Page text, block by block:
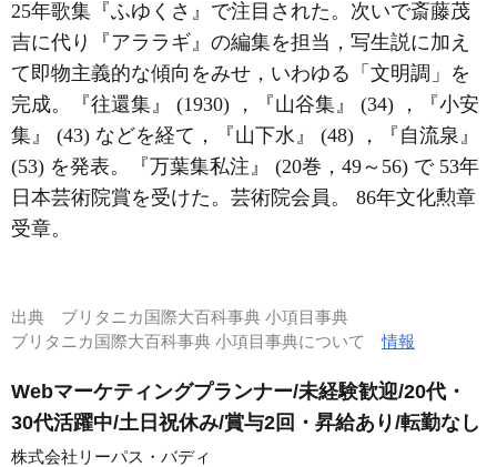
25年歌集『ふゆくさ』で注目された。次いで斎藤茂
吉に代り『アララギ』の編集を担当，写生説に加え
て即物主義的な傾向をみせ，いわゆる「文明調」を
完成。『往還集』 (1930) ，『山谷集』 (34) ，『小安
集』 (43) などを経て，『山下水』 (48) ，『自流泉』
(53) を発表。『万葉集私注』 (20巻，49～56) で 53年
日本芸術院賞を受けた。芸術院会員。 86年文化勲章
受章。
出典 ブリタニカ国際大百科事典 小項目事典
ブリタニカ国際大百科事典 小項目事典について情報
Webマーケティングプランナー/未経験歓迎/20代・
30代活躍中/土日祝休み/賞与2回・昇給あり/転勤なし
株式会社リーパス・バディ